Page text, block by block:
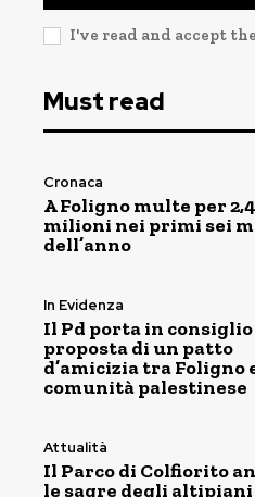
I've read and accept the
Must read
Cronaca
A Foligno multe per 2,4
milioni nei primi sei
dell’anno
In Evidenza
Il Pd porta in
proposta di un patto
d’amicizia tra Foligno
comunità palestinese
Attualità
Il Parco di Colfiorito
le sagre degli